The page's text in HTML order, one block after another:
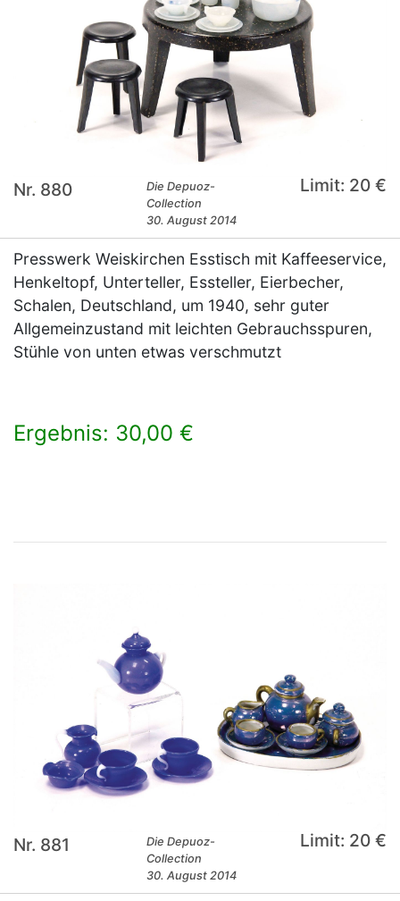
Nr. 880
Die Depuoz-
Collection
30. August 2014
Limit: 20 €
Presswerk Weiskirchen Esstisch mit Kaffeeservice,
Henkeltopf, Unterteller, Essteller, Eierbecher,
Schalen, Deutschland, um 1940, sehr guter
Allgemeinzustand mit leichten Gebrauchsspuren,
Stühle von unten etwas verschmutzt
Ergebnis: 30,00 €
Nr. 881
Die Depuoz-
Collection
30. August 2014
Limit: 20 €